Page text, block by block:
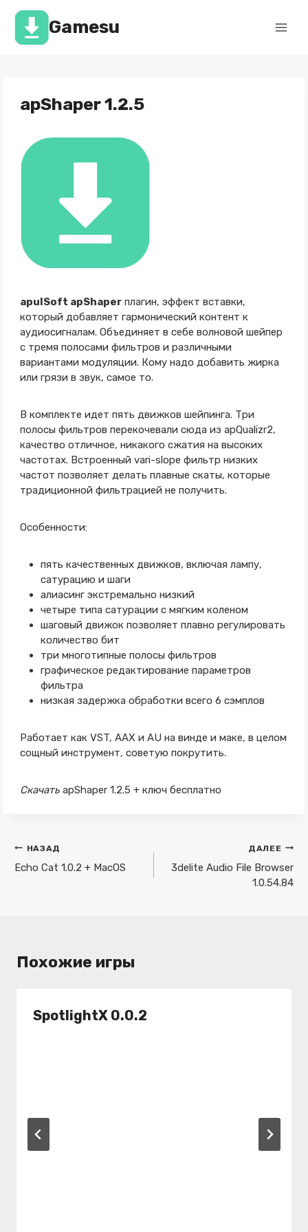
Перейти
содержимомуGamesu
apShaper 1.2.5
apulSoft apShaperплагин, эффект вставки,
который добавляет гармонический контент к
аудиосигналам. Объединяет в себе волновой шейпер
с тремя полосами фильтров и различными
вариантами модуляции. Кому надо добавить жирка
или грязи в звук, самое то.
В комплекте идет пять движков шейпинга. Три
полосы фильтров перекочевали сюда из apQualizr2,
качество отличное, никакого сжатия на высоких
частотах. Встроенный vari-slope фильтр низких
частот позволяет делать плавные скаты, которые
традиционной фильтрацией не получить.
Особенности:
пять качественных движков, включая лампу,
сатурацию и шаги
алиасинг экстремально низкий
четыре типа сатурации с мягким коленом
шаговый движок позволяет плавно регулировать
количество бит
три многотипные полосы фильтров
графическое редактирование параметров
фильтра
низкая задержка обработки всего 6 сэмплов
Работает как VST, AAX и AU на винде и маке, в целом
сощный инструмент, советую покрутить.
Скачать apShaper 1.2.5 + ключ бесплатно
Навигация
по
НАЗАД
Echo Cat 1.0.2 + MacOS
ДАЛЕЕ
3delite Audio File Browser
1.0.54.84
Похожие игры
SpotlightX 0.0.2